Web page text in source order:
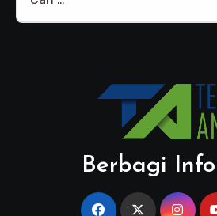
untuk:
Berbagi